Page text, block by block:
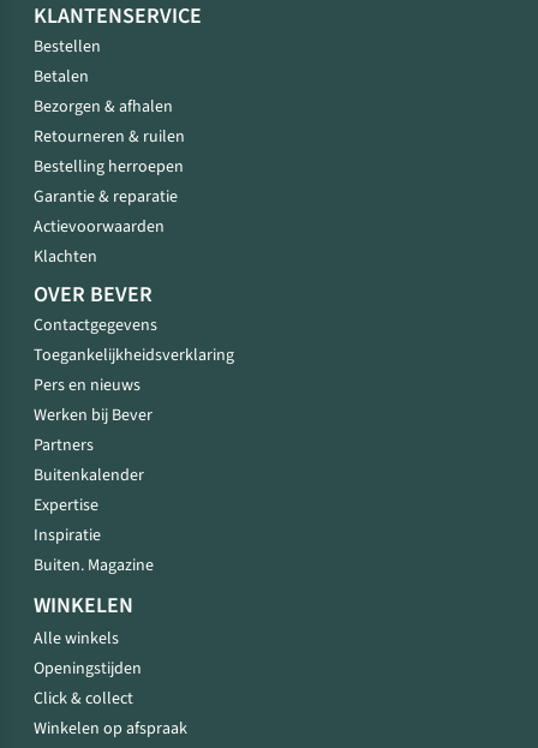
KLANTENSERVICE
Bestellen
Betalen
Bezorgen & afhalen
Retourneren & ruilen
Bestelling herroepen
Garantie & reparatie
Actievoorwaarden
Klachten
OVER BEVER
Contactgegevens
Toegankelijkheidsverklaring
Pers en nieuws
Werken bij Bever
Partners
Buitenkalender
Expertise
Inspiratie
Buiten. Magazine
WINKELEN
Alle winkels
Openingstijden
Click & collect
Winkelen op afspraak